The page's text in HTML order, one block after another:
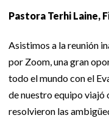
Pastora Terhi Laine,
Asistimos a la reunión
por Zoom, una gran
todo el mundo con el
de nuestro equipo viajó
resolvieron las